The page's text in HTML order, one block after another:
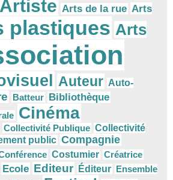
Artiste Arts de la rue Arts
plastiques Arts
Auteur Auto-
Batteur Bibliothèque
Cinéma
Collectivité Publique Collectivité
public Compagnie
Costumier Créatrice
Ecole Editeur Éditeur Ensemble